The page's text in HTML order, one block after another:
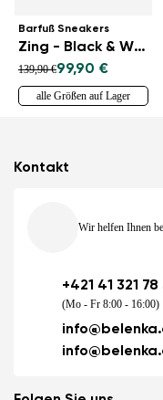
Barfuß Sneakers
Zing - Black & White
139,90 €99,90 €
alle Größen auf Lager
Kontakt
Wir helfen Ihnen
+421 41 321 78
(Mo - Fr 8:00 - 16:00)